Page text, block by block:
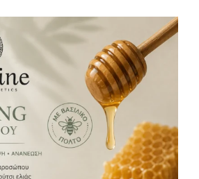
Προσώπου 50ml